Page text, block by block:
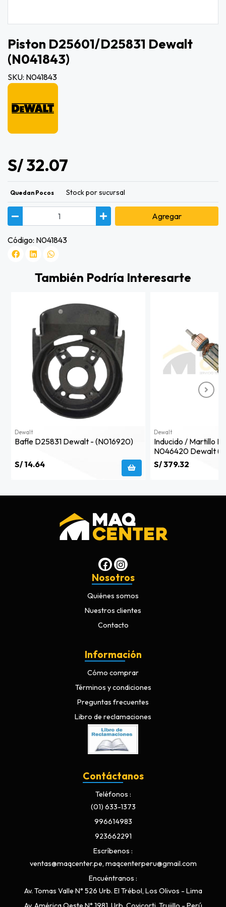
Piston D25601/d25831 Dewalt
(n041843)
SKU: N041843
S/ 32.07
Quedan Pocos Stock por sucursal
Agregar
Código: N041843
También Podría Interesarte
Dewalt
Bafle D25831 Dewalt - (n016920)
S/ 14.64
Dewalt
Inducido / Martillo
N046420 Dewalt
S/ 379.32
Nosotros
Quiénes somos
Nuestros clientes
Contacto
Información
Cómo comprar
Términos y condiciones
Preguntas frecuentes
Libro de reclamaciones
Contáctanos
Teléfonos
(01) 633-1373
996614983
923662291
Escríbenos
ventas@maqcenter.pe, maqcenterperu@gmail.com
Encuéntranos
Av. Tomas Valle N° 526 Urb. El Trébol, Los Olivos - Lima